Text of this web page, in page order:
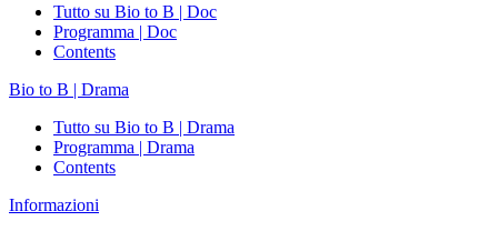
Tutto su Bio to B | Doc
Programma | Doc
Contents
Bio to B | Drama
Tutto su Bio to B | Drama
Programma | Drama
Contents
Informazioni